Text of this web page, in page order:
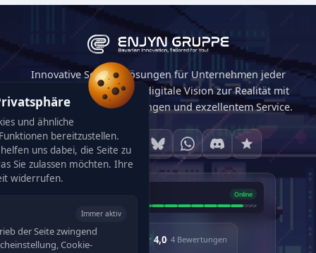
Innovative Softwarelösungen für Unternehmen jeder
Größe. Wir machen Ihre digitale Vision zur Realität mit
maßgeschneiderten Lösungen und exzellentem Service.
4,0· 4 Bewertungen
und ähnliche
bereitzustellen.
uns dabei, die Seite zu
Sie zulassen möchten. Ihre
widerrufen.
Immer aktiv
der Seite zwingend
Cookie-